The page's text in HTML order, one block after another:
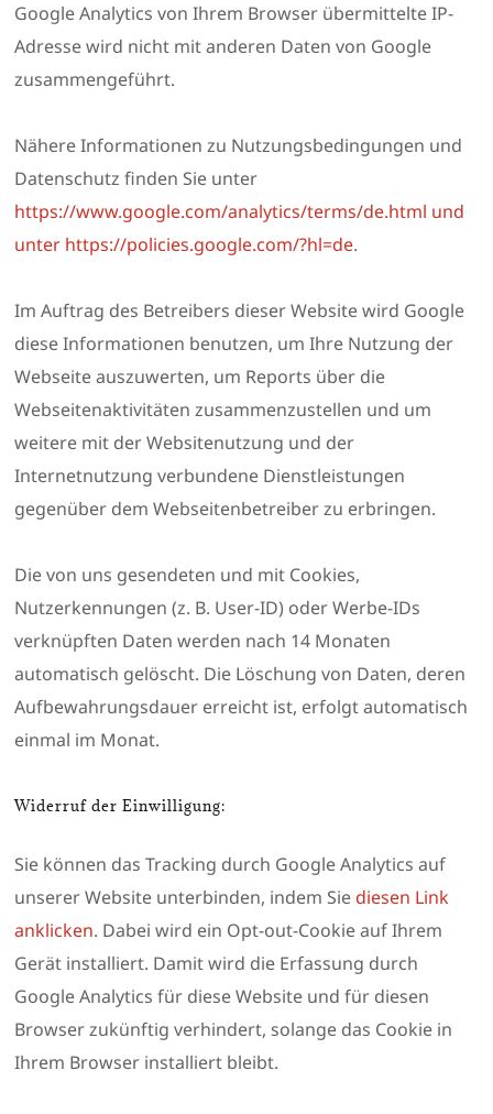
Google Analytics von Ihrem Browser übermittelte IP-
Adresse wird nicht mit anderen Daten von Google
zusammengeführt.
Nähere Informationen zu Nutzungsbedingungen und
Datenschutz finden Sie unter
https://www.google.com/analytics/terms/de.html und
unter https://policies.google.com/?hl=de.
Im Auftrag des Betreibers dieser Website wird Google
diese Informationen benutzen, um Ihre Nutzung der
Webseite auszuwerten, um Reports über die
Webseitenaktivitäten zusammenzustellen und um
weitere mit der Websitenutzung und der
Internetnutzung verbundene Dienstleistungen
gegenüber dem Webseitenbetreiber zu erbringen.
Die von uns gesendeten und mit Cookies,
Nutzerkennungen (z. B. User-ID) oder Werbe-IDs
verknüpften Daten werden nach 14 Monaten
automatisch gelöscht. Die Löschung von Daten, deren
Aufbewahrungsdauer erreicht ist, erfolgt automatisch
einmal im Monat.
Widerruf der Einwilligung:
Sie können das Tracking durch Google Analytics auf
unserer Website unterbinden, indem Sie diesen Link
anklicken. Dabei wird ein Opt-out-Cookie auf Ihrem
Gerät installiert. Damit wird die Erfassung durch
Google Analytics für diese Website und für diesen
Browser zukünftig verhindert, solange das Cookie in
Ihrem Browser installiert bleibt.